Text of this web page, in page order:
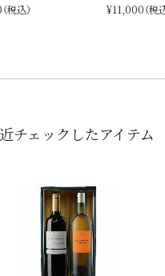
（税込） ¥11,000（税
チェックしたアイテム